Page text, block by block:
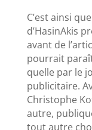
C’est ainsi
d’HasinAkis
avant de
pourrait
quelle par le
publicitaire.
Christophe
autre,
tout autre